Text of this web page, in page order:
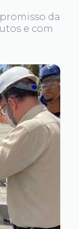
da
e com